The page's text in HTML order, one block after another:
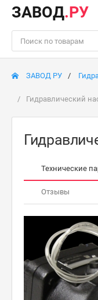
ЗАВОД.РУ
ЗАВОД РУ
Гидравлический
Технические
Отзывы